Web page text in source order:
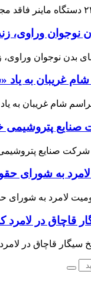
نوجوان وراوی،
غریبان به
صنایع پتروشیمی
به شورای